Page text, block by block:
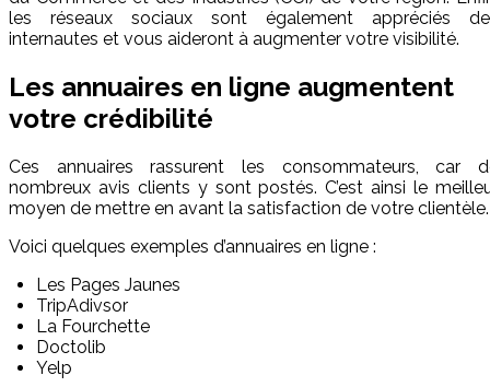
les réseaux sociaux sont également appréciés
internautes et vous aideront à augmenter votre visibilité.
Les annuaires en ligne augmentent
votre crédibilité
Ces annuaires rassurent les consommateurs, car
nombreux avis clients y sont postés. C’est ainsi le
moyen de mettre en avant la satisfaction de votre clientèle.
Voici quelques exemples d’annuaires en ligne :
Les Pages Jaunes
TripAdivsor
La Fourchette
Doctolib
Yelp